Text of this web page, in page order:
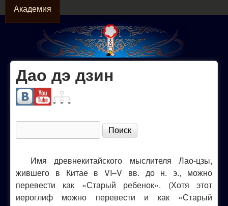
содержанию
АКАДЕМИЯ
Академия
Официальный
сайт МОО
"Академия
Собор"
Дао дэ дзин
Форма поиска
Имя древнекитайского мыслителя Лао-цзы,
жившего в Китае в VI–V вв. до н. э., можно
перевести как «Старый ребенок». (Хотя этот
иероглиф можно перевести и как «Старый